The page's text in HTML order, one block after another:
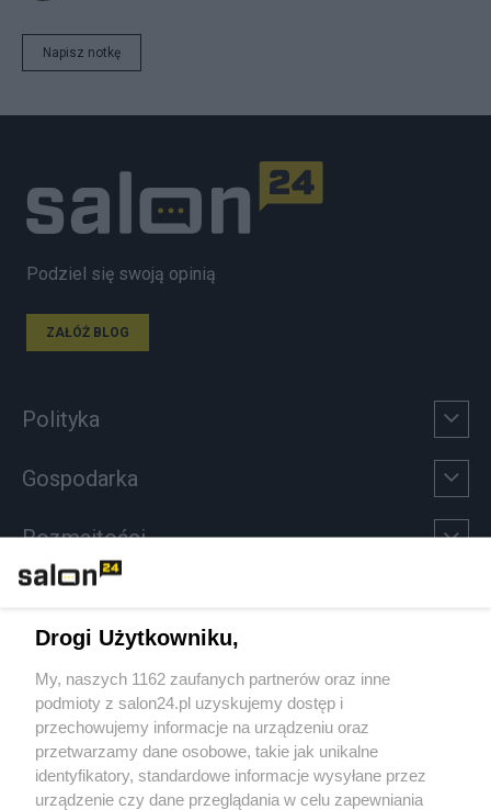
Napisz notkę
Podziel się swoją opinią
ZAŁÓŻ BLOG
Polityka
Gospodarka
Rozmaitości
Sport
Społeczeństwo
Kultura
Drogi Użytkowniku,
My, naszych 1162 zaufanych partnerów oraz inne
podmioty z salon24.pl uzyskujemy dostęp i
przechowujemy informacje na urządzeniu oraz
przetwarzamy dane osobowe, takie jak unikalne
identyfikatory, standardowe informacje wysyłane przez
urządzenie czy dane przeglądania w celu zapewniania